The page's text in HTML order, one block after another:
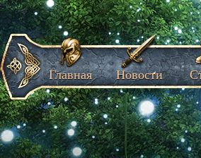
Главная Новости